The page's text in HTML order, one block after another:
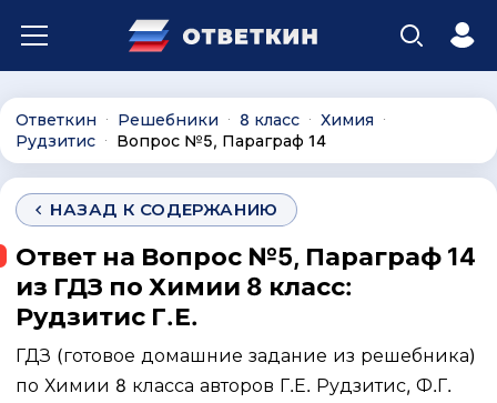
Ответкин ∙ Решебники ∙ 8 класс ∙ Химия ∙
Рудзитис ∙ Вопрос №5, Параграф 14
НАЗАД К СОДЕРЖАНИЮ
Ответ на Вопрос №5, Параграф 14
из ГДЗ по Химии 8 класс:
Рудзитис Г.Е.
ГДЗ (готовое домашние задание из решебника)
по Химии 8 класса авторов Г.Е. Рудзитис, Ф.Г.